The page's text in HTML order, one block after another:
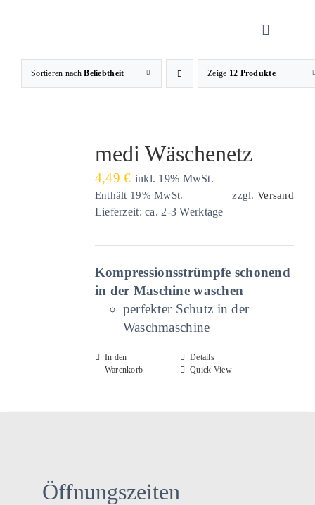
Toggle
Produkte
Sortieren nachBeliebtheit Zeige 12 Produkte
medi Wäschenetz
4,49€ inkl. 19% MwSt.
Enthält 19% MwSt.
zzgl. Versand
Lieferzeit: ca. 2-3 Werktage
Kompressionsstrümpfe schonend
in der Maschine waschen
perfekter Schutz in der
Waschmaschine
In den
Warenkorb
Details
Quick View
Öffnungszeiten